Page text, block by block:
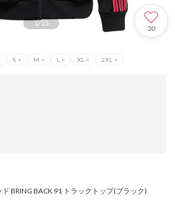
1/15
30
S × M × L × XL × 2XL ×
BRING BACK 91 トラックトップ(ブラック)